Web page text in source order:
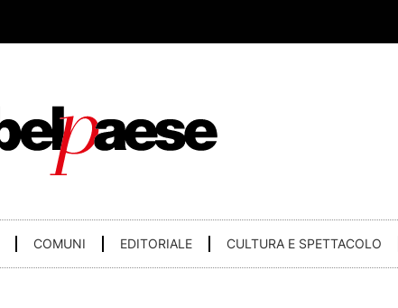
COMUNI EDITORIALE CULTURA E SPETTACOLO